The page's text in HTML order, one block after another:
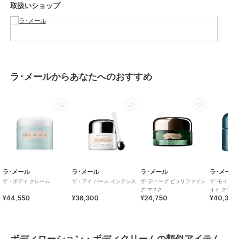
カラー
サイズ
取扱いショップ
ラ･メールからあなたへのおすすめ
ラ･メール
ザ・ボディ クレーム
¥44,550
ラ･メール
ザ・アイ バーム インテンス
¥36,300
ラ･メール
ザ･ディープ ピュリファイン
グ マスク
¥24,750
ラ･メ
ザ･モ
イト ク